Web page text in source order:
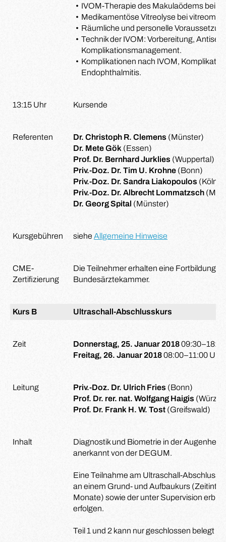
IVOM-Therapie des Makulaödems bei
Medikamentöse Vitreolyse bei
Räumliche und personelle
Technik der IVOM: Vorbereitung,
Komplikationsmanagement.
Komplikationen nach IVOM,
Endophthalmitis.
13:15 Uhr Kursende
Referenten Dr. Christoph R. Clemens (Münster)
Dr. Mete Gök (Essen)
Prof. Dr. Bernhard Jurklies (Wuppertal)
Priv.-Doz. Dr. Tim U. Krohne (Bonn)
Priv.-Doz. Dr. Sandra Liakopoulos (Köln)
Priv.-Doz. Dr. Albrecht Lommatzsch
Dr. Georg Spital (Münster)
Kursgebühren siehe Allgemeine Hinweise
CME-
Zertifizierung
Die Teilnehmer erhalten eine
Bundesärztekammer.
Kurs B Ultraschall-Abschlusskurs
Zeit Donnerstag, 25. Januar 2018
Freitag, 26. Januar 201808:00–11:00 Uhr
Leitung Priv.-Doz. Dr. Ulrich Fries (Bonn)
Prof. Dr. rer. nat. Wolfgang Haigis
Prof. Dr. Frank H. W. Tost (Greifswald)
Inhalt
Diagnostik und Biometrie in der
anerkannt von der DEGUM.
Eine Teilnahme am Ultraschall-
an einem Grund- und Aufbaukurs
Monate) sowie der unter Supervision
erfolgen.
Teil 1 und 2 kann nur geschlossen belegt